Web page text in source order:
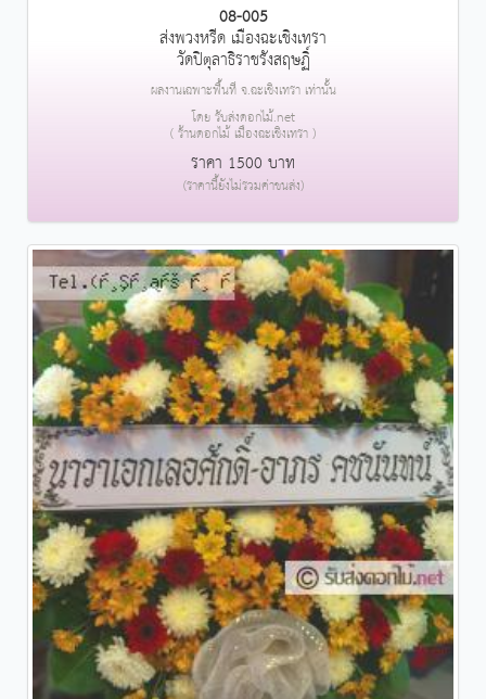
08-005
ส่งพวงหรีด เมืองฉะเชิงเทรา
วัดปิตุลาธิราชรังสฤษฏิ์
ผลงานเฉพาะพื้นที่ จ.ฉะเชิงเทรา เท่านั้น
โดย รับส่งดอกไม้.net
( ร้านดอกไม้ เมืองฉะเชิงเทรา )
ราคา 1500 บาท
(ราคานี้ยังไม่รวมค่าขนส่ง)